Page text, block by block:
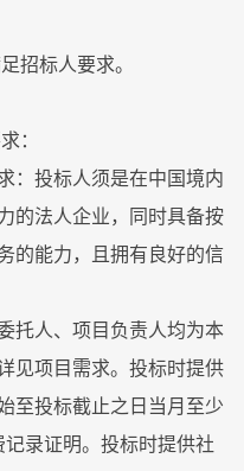
招标人要求。
：
：投标人须是在中国境内
的法人企业，同时具备按
的能力，且拥有良好的信
托人、项目负责人均为本
见项目需求。投标时提供
至投标截止之日当月至少
录证明。投标时提供社